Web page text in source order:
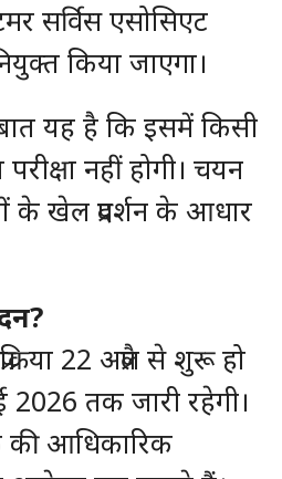
सर्विस एसोसिएट
किया जाएगा।
यह है कि इसमें किसी
नहीं होगी। चयन
के खेल प्रदर्शन के आधार
22 अप्रैल से शुरू हो
तक जारी रहेगी।
की आधिकारिक